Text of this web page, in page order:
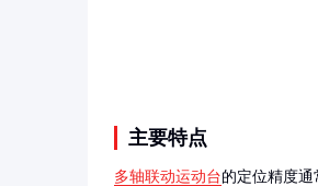
主要特点
多轴联动运动台的定位精度